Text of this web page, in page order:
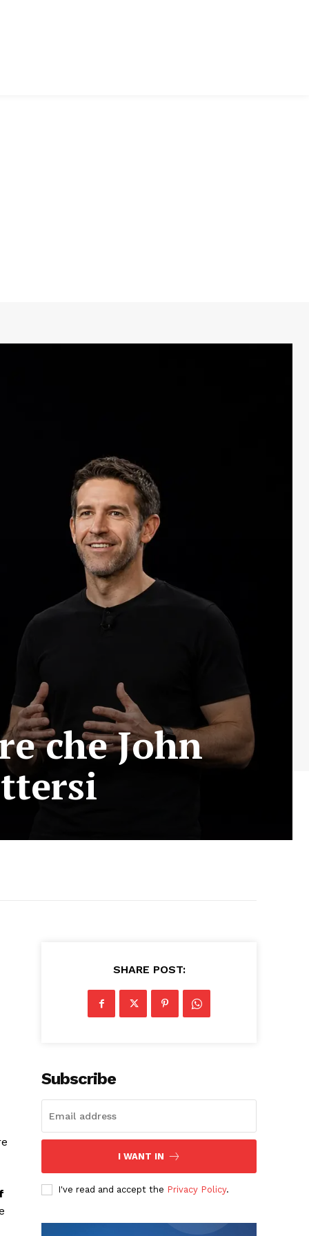
che John
SHARE POST:
Subscribe
I WANT IN
I've read and accept the Privacy Policy.